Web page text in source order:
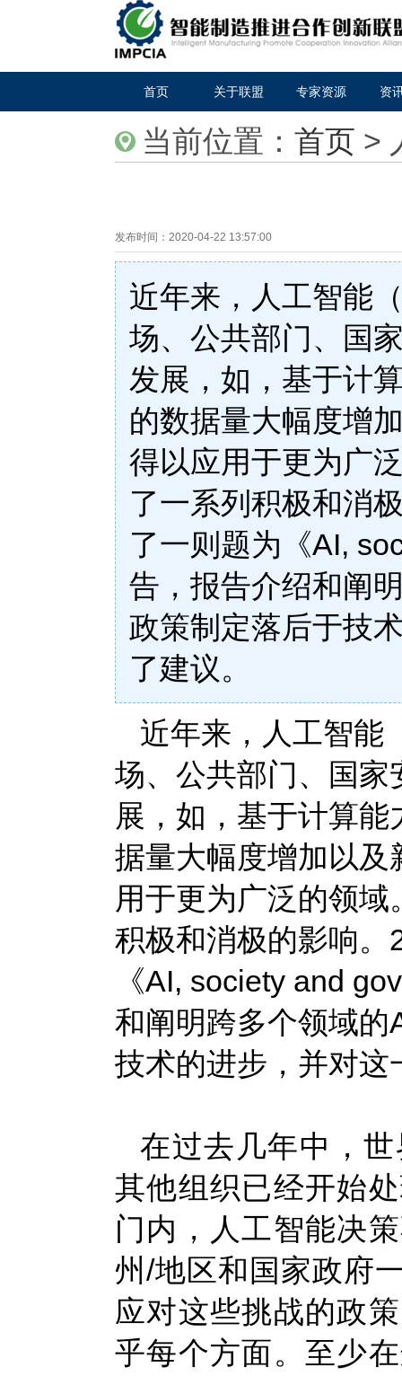
首页 关于联盟 专家资源 资
当前位置： 首页 >
发布时间： 2020-04-22 13:57:00
近年来，人工智能
场、公共部门、国
发展，如，基于计
的数据量大幅度增
得以应用于更为广
了一系列积极和消
了一则题为《AI,
告，报告介绍和阐
政策制定落后于技
了建议。
近年来，人工智能
场、公共部门、国
展，如，基于计算能
据量大幅度增加以
用于更为广泛的领
积极和消极的影响
《AI, society and
和阐明跨多个领域
技术的进步，并对
在过去几年中，
其他组织已经开始
门内，人工智能决
州/地区和国家政府
应对这些挑战的政
乎每个方面。至少